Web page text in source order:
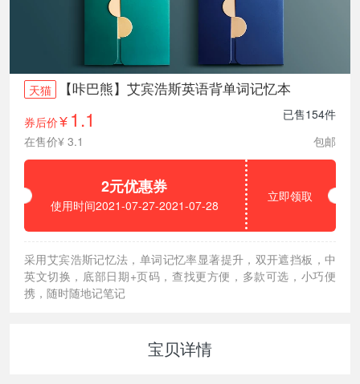
天猫 【咔巴熊】艾宾浩斯英语背单词记忆本
券后价¥ 1.1
已售154件
在售价¥ 3.1
包邮
2元优惠券
使用时间2021-07-27-2021-07-28
立即领取
采用艾宾浩斯记忆法，单词记忆率显著提升，双开遮挡板，中
英文切换，底部日期+页码，查找更方便，多款可选，小巧便
携，随时随地记笔记
宝贝详情